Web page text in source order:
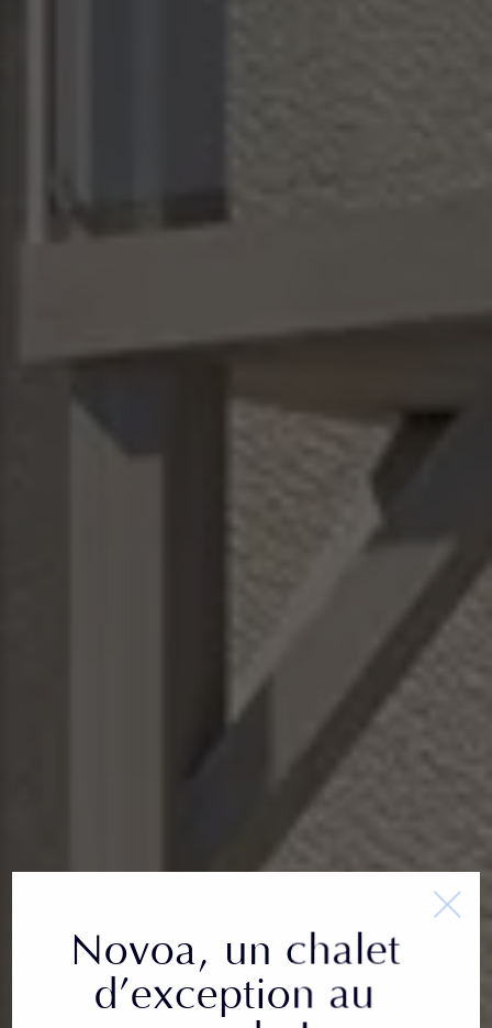
Novoa, un chalet
d’exception au